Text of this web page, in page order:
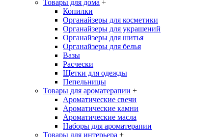
Товары для дома +
Копилки
Органайзеры для косметики
Органайзеры для украшений
Органайзеры для шитья
Органайзеры для белья
Вазы
Расчески
Щетки для одежды
Пепельницы
Товары для ароматерапии +
Ароматические свечи
Ароматические камни
Ароматические масла
Наборы для ароматерапии
Товары для интерьера +